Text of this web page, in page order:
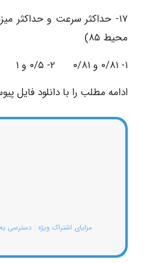
۱۷- حداکثر سرعت و حداکثر
محیط ۸۵)
۱- ۰/۸۱ و ۰/۸۱ ۲- ۰/۵ و ۱ ۳- ۰/۸۱ و ۰/۹۵ ۴- ۰/۹۵ و ۰/۸۱
ادامه مطلب را با دانلود فایل
مزایای اشتراک ویژه : دسترسی